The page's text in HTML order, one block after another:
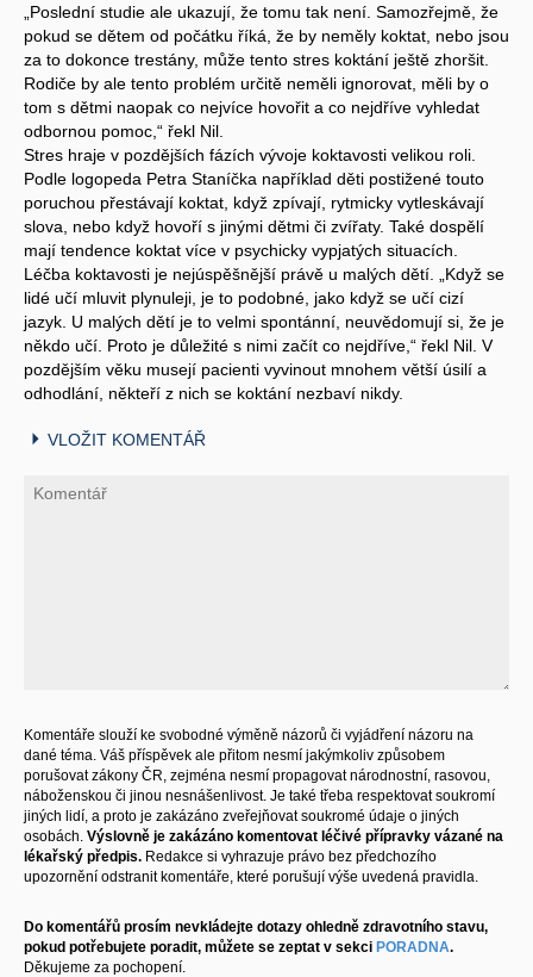
„Poslední studie ale ukazují, že tomu tak není. Samozřejmě, že
pokud se dětem od počátku říká, že by neměly koktat, nebo jsou
za to dokonce trestány, může tento stres koktání ještě zhoršit.
Rodiče by ale tento problém určitě neměli ignorovat, měli by o
tom s dětmi naopak co nejvíce hovořit a co nejdříve vyhledat
odbornou pomoc,“ řekl Nil.
Stres hraje v pozdějších fázích vývoje koktavosti velikou roli.
Podle logopeda Petra Staníčka například děti postižené touto
poruchou přestávají koktat, když zpívají, rytmicky vytleskávají
slova, nebo když hovoří s jinými dětmi či zvířaty. Také dospělí
mají tendence koktat více v psychicky vypjatých situacích.
Léčba koktavosti je nejúspěšnější právě u malých dětí. „Když se
lidé učí mluvit plynuleji, je to podobné, jako když se učí cizí
jazyk. U malých dětí je to velmi spontánní, neuvědomují si, že je
někdo učí. Proto je důležité s nimi začít co nejdříve,“ řekl Nil. V
pozdějším věku musejí pacienti vyvinout mnohem větší úsilí a
odhodlání, někteří z nich se koktání nezbaví nikdy.
VLOŽIT KOMENTÁŘ
Komentáře slouží ke svobodné výměně názorů či vyjádření názoru na
dané téma. Váš příspěvek ale přitom nesmí jakýmkoliv způsobem
porušovat zákony ČR, zejména nesmí propagovat národnostní, rasovou,
náboženskou či jinou nesnášenlivost. Je také třeba respektovat soukromí
jiných lidí, a proto je zakázáno zveřejňovat soukromé údaje o jiných
osobách. Výslovně je zakázáno komentovat léčivé přípravky vázané na
lékařský předpis. Redakce si vyhrazuje právo bez předchozího
upozornění odstranit komentáře, které porušují výše uvedená pravidla.
Do komentářů prosím nevkládejte dotazy ohledně zdravotního stavu,
pokud potřebujete poradit, můžete se zeptat v sekci PORADNA.
Děkujeme za pochopení.